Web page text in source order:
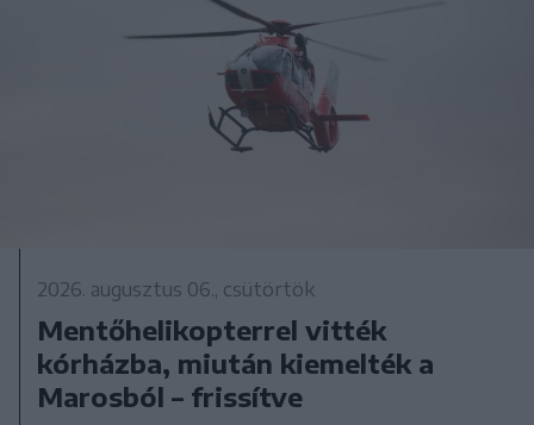
2026. augusztus 06., csütörtök
Mentőhelikopterrel vitték
kórházba, miután kiemelték a
Marosból – frissítve